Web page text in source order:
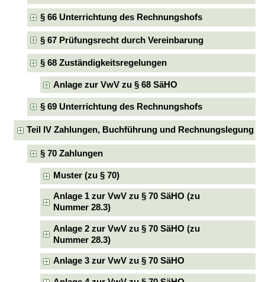
§ 66 Unterrichtung des Rechnungshofs
§ 67 Prüfungsrecht durch Vereinbarung
§ 68 Zuständigkeitsregelungen
Anlage zur VwV zu § 68 SäHO
§ 69 Unterrichtung des Rechnungshofs
Teil IV Zahlungen, Buchführung und Rechnungslegung
§ 70 Zahlungen
Muster (zu § 70)
Anlage 1 zur VwV zu § 70 SäHO (zu
Nummer 28.3)
Anlage 2 zur VwV zu § 70 SäHO (zu
Nummer 28.3)
Anlage 3 zur VwV zu § 70 SäHO